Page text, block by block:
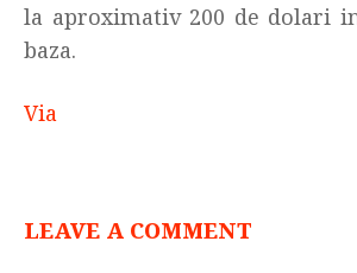
la aproximativ 200 de dolari
baza.
Via
LEAVE A COMMENT